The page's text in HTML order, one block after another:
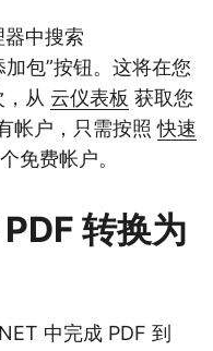
中搜索
包”按钮。这将在您
从 云仪表板 获取您
帐户，只需按照快速
免费帐户。
转换为
中完成 PDF 到